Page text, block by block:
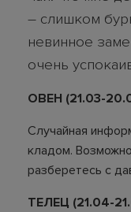
– слишком
невинное
очень
ОВЕН (21.03-
Случайная
кладом.
разберетесь с
ТЕЛЕЦ (21.04-